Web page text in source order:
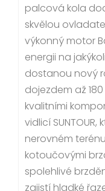
palcová kola
skvělou
výkonný motor
energii na
dostanou nový
dojezdem až
kvalitními
vidlicí
nerovném
kotoučovými
spolehlivé
zajistí hladké